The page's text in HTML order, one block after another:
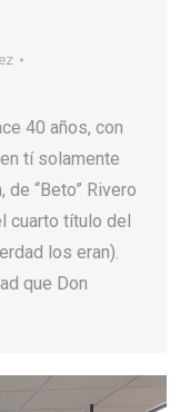
40 años, con
tí solamente
“Beto” Rivero
cuarto título del
los eran).
que Don